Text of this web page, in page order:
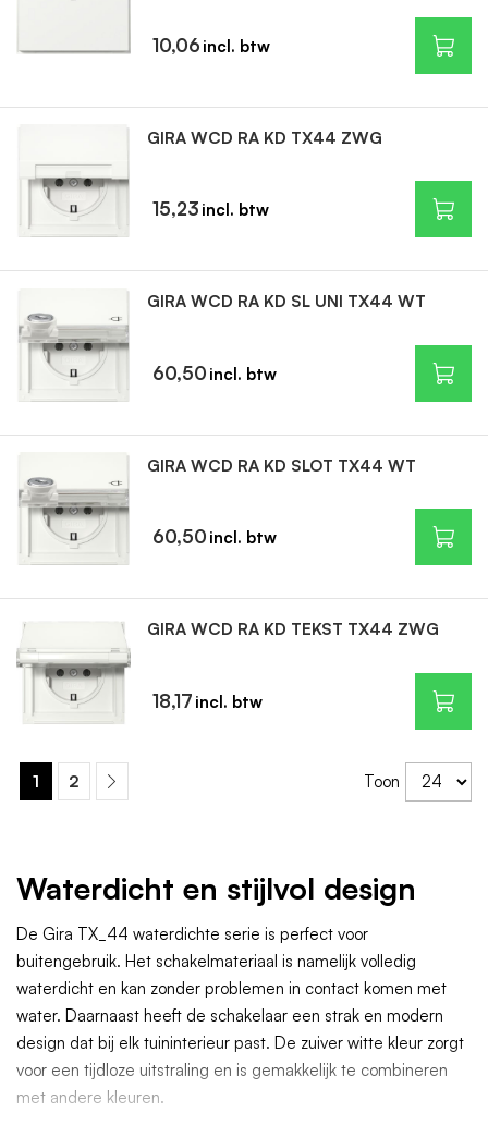
10,06
GIRA WCD RA KD TX44 ZWG
15,23
GIRA WCD RA KD SL UNI TX44 WT
60,50
GIRA WCD RA KD SLOT TX44 WT
60,50
GIRA WCD RA KD TEKST TX44 ZWG
18,17
1 2 Toon
Waterdicht en stijlvol design
De Gira TX_44 waterdichte serie is perfect voor
buitengebruik. Het schakelmateriaal is namelijk volledig
waterdicht en kan zonder problemen in contact komen met
water. Daarnaast heeft de schakelaar een strak en modern
design dat bij elk tuininterieur past. De zuiver witte kleur zorgt
voor een tijdloze uitstraling en is gemakkelijk te combineren
met andere kleuren.